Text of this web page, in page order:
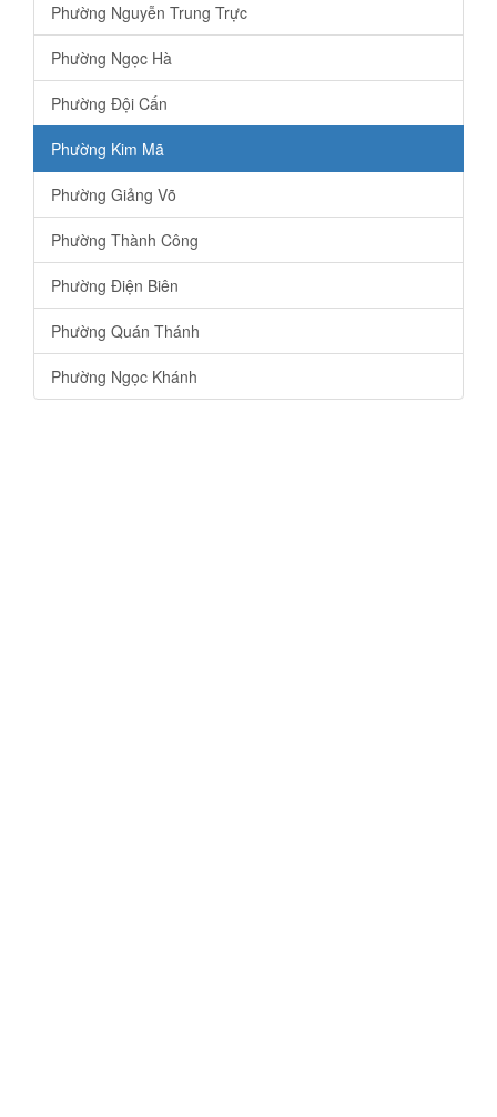
Phường Nguyễn Trung Trực
Phường Ngọc Hà
Phường Đội Cấn
Phường Kim Mã
Phường Giảng Võ
Phường Thành Công
Phường Điện Biên
Phường Quán Thánh
Phường Ngọc Khánh